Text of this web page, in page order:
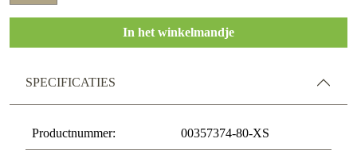
In het winkelmandje
SPECIFICATIES
Productnummer: 00357374-80-XS